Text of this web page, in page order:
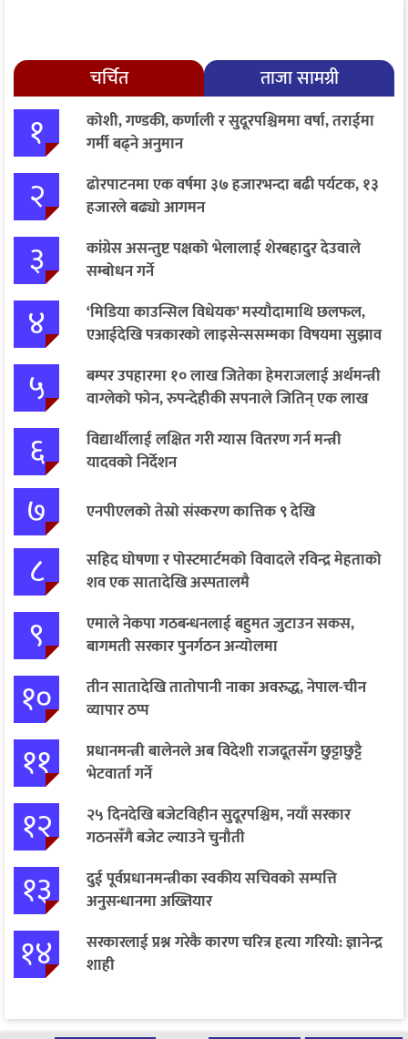
चर्चित ताजा सामग्री
१
कोशी, गण्डकी, कर्णाली र सुदूरपश्चिममा वर्षा, तराईमा
गर्मी बढ्ने अनुमान
२
ढोरपाटनमा एक वर्षमा ३७ हजारभन्दा बढी पर्यटक, १३
हजारले बढ्यो आगमन
३
कांग्रेस असन्तुष्ट पक्षको भेलालाई शेरबहादुर देउवाले
सम्बोधन गर्ने
४
‘मिडिया काउन्सिल विधेयक’ मस्यौदामाथि छलफल,
एआईदेखि पत्रकारको लाइसेन्ससम्मका विषयमा सुझाव
५
बम्पर उपहारमा १० लाख जितेका हेमराजलाई अर्थमन्त्री
वाग्लेको फोन, रुपन्देहीकी सपनाले जितिन् एक लाख
६
विद्यार्थीलाई लक्षित गरी ग्यास वितरण गर्न मन्त्री
यादवको निर्देशन
७ एनपीएलको तेस्रो संस्करण कात्तिक ९ देखि
८
सहिद घोषणा र पोस्टमार्टमको विवादले रविन्द्र मेहताको
शव एक सातादेखि अस्पतालमै
९
एमाले नेकपा गठबन्धनलाई बहुमत जुटाउन सकस,
बागमती सरकार पुनर्गठन अन्योलमा
१०
तीन सातादेखि तातोपानी नाका अवरुद्ध, नेपाल-चीन
व्यापार ठप्प
११
प्रधानमन्त्री बालेनले अब विदेशी राजदूतसँग छुट्टाछुट्टै
भेटवार्ता गर्ने
१२
२५ दिनदेखि बजेटविहीन सुदूरपश्चिम, नयाँ सरकार
गठनसँगै बजेट ल्याउने चुनौती
१३
दुई पूर्वप्रधानमन्त्रीका स्वकीय सचिवको सम्पत्ति
अनुसन्धानमा अख्तियार
१४
सरकारलाई प्रश्न गरेकै कारण चरित्र हत्या गरियो: ज्ञानेन्द्र
शाही